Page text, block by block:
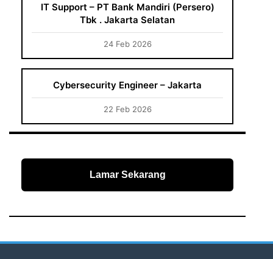
IT Support – PT Bank Mandiri (Persero)
Tbk . Jakarta Selatan
24 Feb 2026
Cybersecurity Engineer – Jakarta
22 Feb 2026
Lamar Sekarang